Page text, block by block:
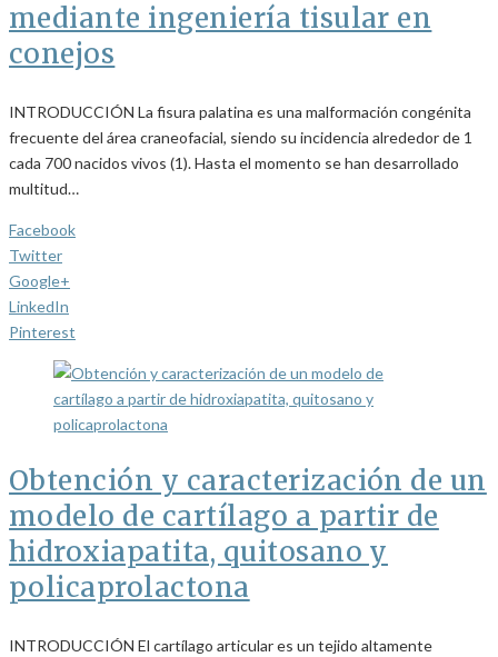
mediante ingeniería tisular en
conejos
INTRODUCCIÓN La fisura palatina es una malformación congénita
frecuente del área craneofacial, siendo su incidencia alrededor de 1
cada 700 nacidos vivos (1). Hasta el momento se han desarrollado
multitud…
Facebook
Twitter
Google+
LinkedIn
Pinterest
Obtención y caracterización de un
modelo de cartílago a partir de
hidroxiapatita, quitosano y
policaprolactona
INTRODUCCIÓN El cartílago articular es un tejido altamente